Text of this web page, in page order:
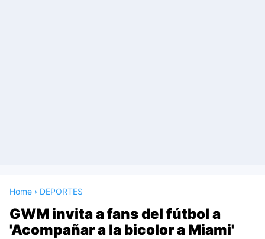
Home › DEPORTES
GWM invita a fans del fútbol a
'Acompañar a la bicolor a Miami'